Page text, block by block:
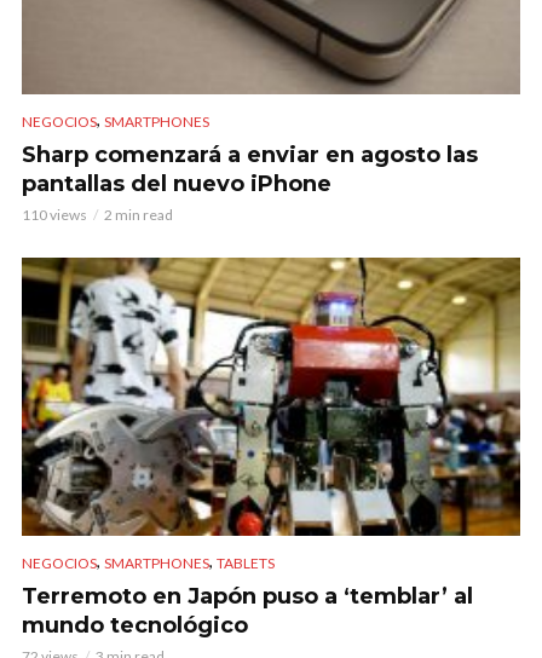
NEGOCIOS, SMARTPHONES
Sharp comenzará a enviar en agosto las
pantallas del nuevo iPhone
110 views 2 min read
NEGOCIOS, SMARTPHONES, TABLETS
Terremoto en Japón puso a ‘temblar’ al
mundo tecnológico